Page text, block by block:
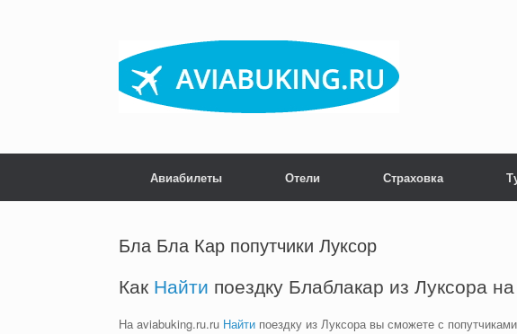
Авиабилеты Отели Страховка
Бла Бла Кар попутчики Луксор
Как Найти поездку Блаблакар из Луксора
На aviabuking.ru.ru Найти поездку из Луксора вы сможете с